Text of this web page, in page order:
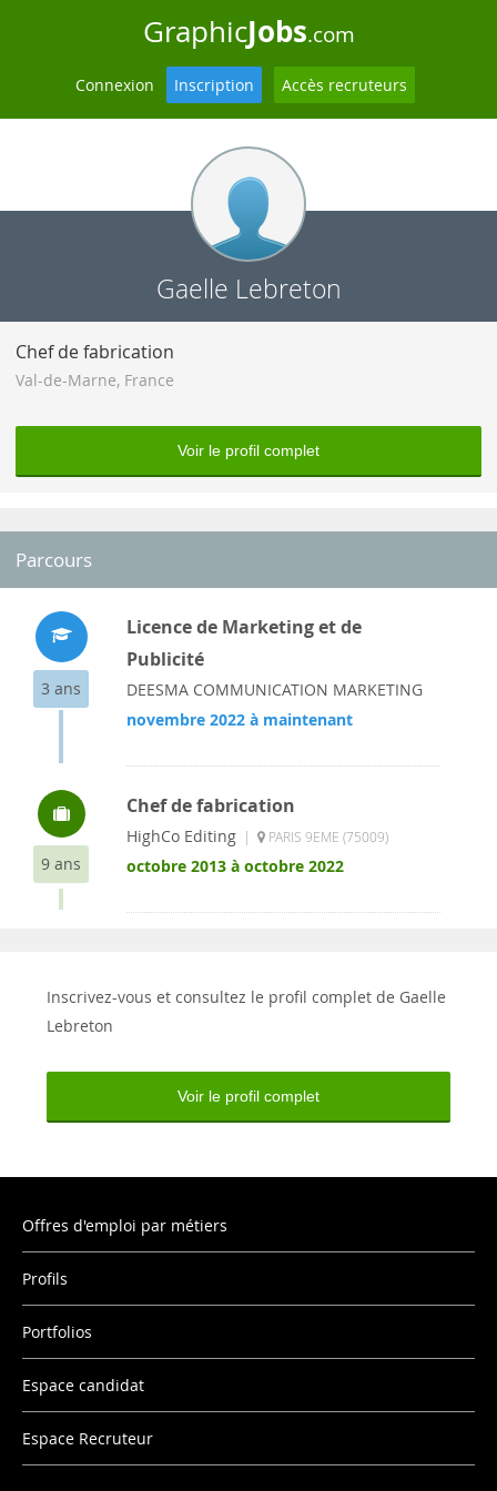
GraphicJobs.com
Connexion Inscription Accès recruteurs
Gaelle Lebreton
Chef de fabrication
Val-de-Marne, France
Voir le profil complet
Parcours
3 ans
Licence de Marketing et de
Publicité
DEESMA COMMUNICATION MARKETING
novembre 2022 à maintenant
9 ans
Chef de fabrication
HighCo Editing | PARIS 9EME (75009)
octobre 2013 à octobre 2022
Inscrivez-vous et consultez le profil complet de Gaelle
Lebreton
Voir le profil complet
Offres d'emploi par métiers
Profils
Portfolios
Espace candidat
Espace Recruteur